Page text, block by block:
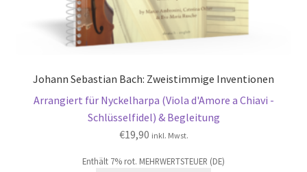
Johann Sebastian Bach: Zweistimmige Inventionen
Arrangiert für Nyckelharpa (Viola d'Amore a Chiavi -
Schlüsselfidel) & Begleitung
€19,90 inkl. Mwst.
Enthält 7% rot. MEHRWERTSTEUER (DE)